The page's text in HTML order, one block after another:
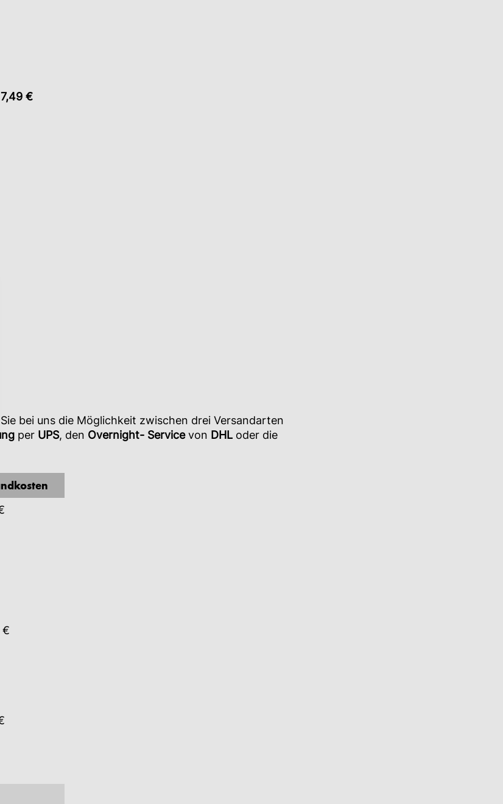
7,49 €
Sie bei uns die Möglichkeit zwischen drei Versandarten
per UPS, den Overnight- Servicevon DHLoder die
€